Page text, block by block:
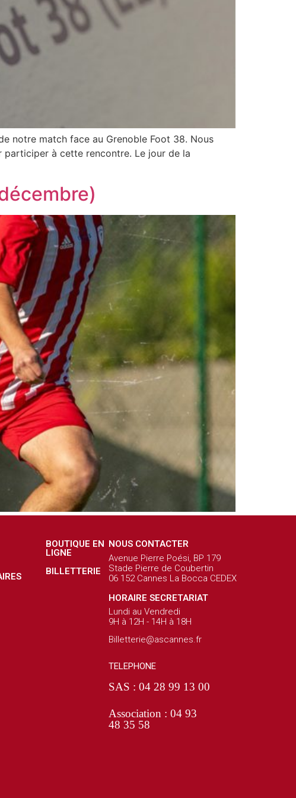
notre match face au Grenoble Foot 38. Nous
à cette rencontre. Le jour de la
BOUTIQUE EN
LIGNE
BILLETTERIE
NOUS CONTACTER
Avenue Pierre Poési, BP 179
Stade Pierre de Coubertin
06 152 Cannes La Bocca CEDEX
HORAIRE SECRETARIAT
Lundi au Vendredi
9H à 12H - 14H à 18H
Billetterie@ascannes.fr
TELEPHONE
SAS : 04 28 99 13 00
Association : 04 93
48 35 58